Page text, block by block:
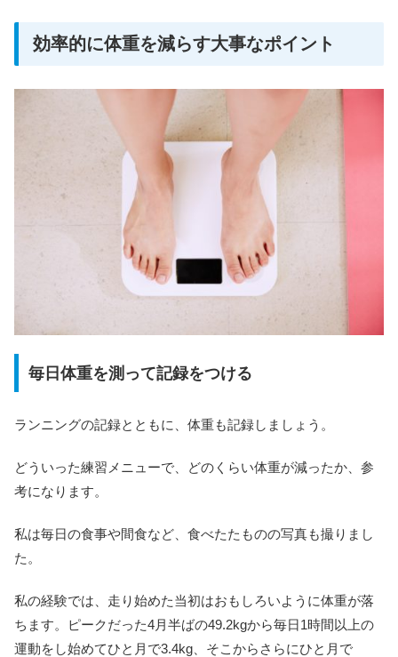
効率的に体重を減らす大事なポイント
毎日体重を測って記録をつける
ランニングの記録とともに、体重も記録しましょう。
どういった練習メニューで、どのくらい体重が減ったか、参
考になります。
私は毎日の食事や間食など、食べたたものの写真も撮りまし
た。
私の経験では、走り始めた当初はおもしろいように体重が落
ちます。ピークだった4月半ばの49.2kgから毎日1時間以上の
運動をし始めてひと月で3.4kg、そこからさらにひと月で